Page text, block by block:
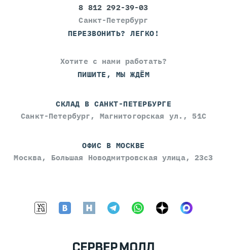
8 812 292-39-03
Санкт-Петербург
ПЕРЕЗВОНИТЬ? ЛЕГКО!
Хотите с нами работать?
ПИШИТЕ, МЫ ЖДЁМ
СКЛАД В САНКТ-ПЕТЕРБУРГЕ
Санкт-Петербург, Магнитогорская ул., 51С
ОФИС В МОСКВЕ
Москва, Большая Новодмитровская улица, 23с3